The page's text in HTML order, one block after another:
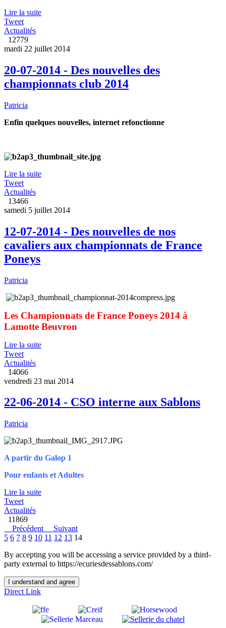
Lire la suite
Tweet
Actualités
12779
mardi 22 juillet 2014
20-07-2014 - Des nouvelles des
championnats club 2014
Patricia
Enfin quelques nouvelles, internet refonctionne
Lire la suite
Tweet
Actualités
13466
samedi 5 juillet 2014
12-07-2014 - Des nouvelles de nos
cavaliers aux championnats de France
Poneys
Patricia
Les Championnats de France Poneys 2014 à
Lamotte Beuvron
Lire la suite
Tweet
Actualités
14066
vendredi 23 mai 2014
22-06-2014 - CSO interne aux Sablons
Patricia
A partir du Galop 1
Pour enfants et Adultes
Lire la suite
Tweet
Actualités
11869
Précédent
Suivant
5 6 7 8 9 10 11 12 13 14
By accepting you will be accessing a service provided by a third-
party external to https://ecuriesdessablons.com/
I understand and agree
Direct Link